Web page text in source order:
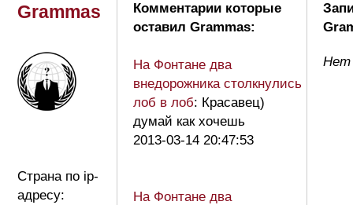
Grammas
Страна по ip-
адресу:
Комментарии которые
оставил Grammas:
На Фонтане два
внедорожника столкнулись
лоб в лоб: Красавец)
думай как хочешь
2013-03-14 20:47:53
На Фонтане два
Нет